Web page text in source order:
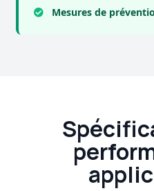
Mesures de